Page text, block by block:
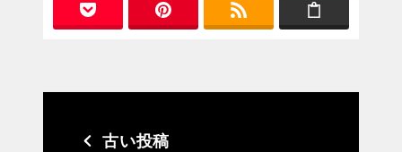
古い投稿